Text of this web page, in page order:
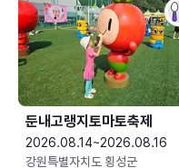
둔내고랭지토마토축제
2026.08.14~2026.08.16
강원특별자치도 횡성군